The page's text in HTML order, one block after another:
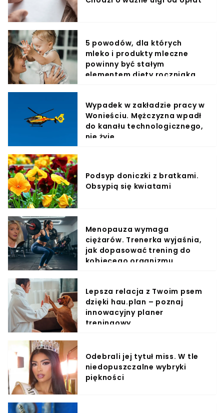
5 powodów, dla których
mleko i produkty mleczne
powinny być stałym
elementem diety roczniaka
Wypadek w zakładzie pracy w
Wonieściu. Mężczyzna wpadł
do kanału technologicznego,
nie żyje
Podsyp doniczki z bratkami.
Obsypią się kwiatami
Menopauza wymaga
ciężarów. Trenerka wyjaśnia,
jak dopasować trening do
kobiecego organizmu
Lepsza relacja z Twoim psem
dzięki hau.plan – poznaj
innowacyjny planer
treningowy
Odebrali jej tytuł miss. W tle
niedopuszczalne wybryki
piękności